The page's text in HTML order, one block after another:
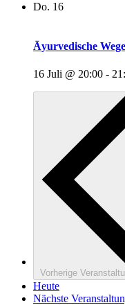
Do. 16
Āyurvedische
16 Juli @ 20:00 -
Vorherige
Heute
Nächste